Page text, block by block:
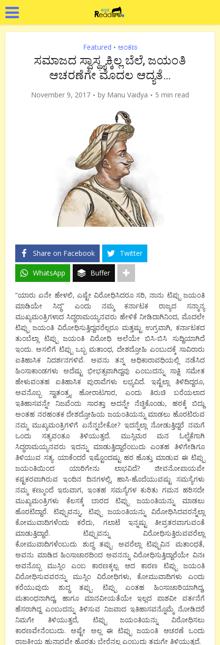
Featured • ಅಂಕಣ
ಸಮಾಜದ ಸ್ವಾಸ್ಥ್ಯಕ್ಕಿಲ್ಲ ಬೆಲೆ, ಜಯಂತಿ
ಆಚರಣೆಗೇ ಮೊದಲ ಆದ್ಯತೆ…
November 9, 2017 by Manu Vaidya 5 min read
Share on Facebook Twitter
WhatsApp Buffer
“ಯಾರು ಏನೇ ಹೇಳಲಿ, ಎಷ್ಟೇ ವಿರೋಧಿಸಿದರೂ ಸರಿ, ನಾನು ಟಿಪ್ಪು ಜಯಂತಿ
ಮಾಡಿಯೇ ಸಿದ್ಧ” ಎಂದು ನಮ್ಮ ಕರ್ನಾಟಕ ರಾಜ್ಯದ ಸನ್ಮಾನ್ಯ
ಮುಖ್ಯಮಂತ್ರಿಗಳಾದ ಸಿದ್ಧರಾಮಯ್ಯನವರು ಹೇಳಿಕೆ ನೀಡಿದಾಗಿನಿಂದ, ಮೊದಲೇ
ಟಿಪ್ಪು ಜಯಂತಿ ವಿರೋಧಿಸುತ್ತಿದ್ದವರೆಲ್ಲರೂ ಮತ್ತಷ್ಟು ಉಗ್ರವಾಗಿ, ಕರ್ನಾಟಕದ
ತುಂಬೆಲ್ಲಾ ಟಿಪ್ಪು ಜಯಂತಿ ವಿರೋಧಿ ಅಲೆಯೇ ಬಿಸಿ-ಬಿಸಿ ಸುದ್ದಿಯಾಗಿದೆ
ಇಂದು. ಅಸಲಿಗೆ ಟಿಪ್ಪು ಒಬ್ಬ ಮತಾಂಧ, ದೇಶದ್ರೋಹಿ ಎಂಬುದಕ್ಕೆ ಸಾವಿರಾರು
ಐತಿಹಾಸಿಕ ನಿದರ್ಶನಗಳಿವೆ. ಅವನು ತನ್ನ ಅಧಿಕಾರಾವಧಿಯಲ್ಲಿ ನಡೆಸಿದ
ಹಿಂಸಾಕಾಂಡಗಳು ಅದೆಷ್ಟು ಭೀಭತ್ಸವಾಗಿದ್ದವು ಎಂಬುದನ್ನು ಸಾಕ್ಷಿ ಸಮೇತ
ಹೇಳುವಂತಹ ಐತಿಹಾಸಿಕ ಪುರಾವೆಗಳು ಲಭ್ಯವಿದೆ. ಇಷ್ಟೆಲ್ಲಾ ತಿಳಿದಿದ್ದರೂ,
ಅವನೊಬ್ಬ ಸ್ವಾತಂತ್ರ್ಯ ಹೋರಾಟಗಾರ, ಎಂದು ತಿರುಚಿ ಬರೆಯಲಾದ
ಇತಿಹಾಸವನ್ನೇ ನಿಜವೆಂದು ಸಾರತ್ತಾ ಅದನ್ನೇ ನೆಚ್ಚಿಕೊಂಡು, ಹಠಕ್ಕೆ ಬಿದ್ದು
ಅಂತಹ ನರಹಂತಕ ದೇಶದ್ರೋಹಿಯ ಜಯಂತಿಯನ್ನು ಮಾಡಲು ಹೊರಟಿರುವ
ನಮ್ಮ ಮುಖ್ಯಮಂತ್ರಿಗಳಿಗೆ ಏನೆನ್ನಬೇಕೋ? ಇದನ್ನೆಲ್ಲಾ ನೋಡುತ್ತಿದ್ದರೆ ನಮಗೆ
ಒಂದು ಸತ್ಯವಂತೂ ತಿಳಿಯುತ್ತದೆ. ಮುಸ್ಲಿಮರ ಮನ ಓಲೈಕೆಗಾಗಿ
ಸಿದ್ಧರಾಮಯ್ಯನವರು ಇದನ್ನು ಮಾಡುತ್ತಿದ್ದಾರೆಂಬುದು ಎಂತಹ ತಿಳಿಗೇಡಿಗೂ
ತಿಳಿಯುವ ಸತ್ಯ. ಯಾಕೆಂದರೆ ಇಷ್ಟೊಂದಷ್ಟು ಹಠ ಹೊತ್ತು ಮಾಡುವ ಈ ಟಿಪ್ಪು
ಜಯಂತಿಯಿಂದ ಯಾರಿಗೇನು ಲಾಭವಿದೆ? ಜೀವನೋಪಾಯವೇ
ಕಷ್ಟಕರವಾಗಿರುವ ಇಂದಿನ ದಿನಗಳಲ್ಲಿ, ಹಾಸಿ-ಹೊದೆಯುವಷ್ಟು ಸಮಸ್ಯೆಗಳು
ನಮ್ಮ ಕಣ್ಮುಂದೆ ಇರುವಾಗ, ಇಂತಹ ಸಮಸ್ಯೆಗಳ ಕುರಿತು ಗಮನ ಹರಿಸದೇ
ಮುಖ್ಯಮಂತ್ರಿಗಳು ಕೆಲಸಕ್ಕೆ ಬಾರದ ಟಿಪ್ಪು ಜಯಂತಿಯನ್ನು ಮಾಡಲು
ಹೊರಟಿದ್ದಾರೆ. ಟಿಪ್ಪುವನ್ನು, ಟಿಪ್ಪು ಜಯಂತಿಯನ್ನು ವಿರೋಧಿಸಿದವರನ್ನೆಲ್ಲಾ
ಕೋಮುವಾದಿಗಳೆಂದು ಕರೆದು, ಗಲಾಟೆ ಇನ್ನಷ್ಟು ತೀವ್ರತರವಾಗುವಂತೆ
ಮಾಡುತ್ತಿದ್ದಾರೆ. ಟಿಪ್ಪುವನ್ನು ವಿರೋಧಿಸುತ್ತಿರುವವರೆಲ್ಲಾ
ಕೋಮುವಾದಿಗಳೆಂಬುದು ಶುದ್ಧ ತಪ್ಪು. ಅವರೆಲ್ಲಾ ಟಿಪ್ಪುವಿನ ಮತಾಂಧತೆ,
ಅವನು ಮಾಡಿದ ಹಿಂಸಾಚಾರದಿಂದ ಅವನನ್ನು ವಿರೋಧಿಸುತ್ತಿದ್ದಾರೆಯೇ ವಿನಃ
ಅವನೊಬ್ಬ ಮುಸ್ಲಿಂ ಎಂಬ ಕಾರಣಕ್ಕಲ್ಲ. ಆದ ಕಾರಣ ಟಿಪ್ಪು ಜಯಂತಿ
ವಿರೋಧಿಸುವವರನ್ನು ಮುಸ್ಲಿಂ ವಿರೋಧಿಗಳು, ಕೋಮುವಾದಿಗಳು ಎಂದು
ಕರೆಯುವುದು ಶುದ್ಧ ತಪ್ಪು. ಟಿಪ್ಪು ಎಂತಹ ಹಿಂಸಾಚಾರಿಯಾಗಿದ್ದ,
ಮತಾಂಧನಾಗಿದ್ದ, ಹಾಗೂ ಮಾನವೀಯತೆಯೇ ಇಲ್ಲದ ಪಾಶವೀ ವರ್ತನೆಗೆ
ಹೆಸರಾಗಿದ್ದ ಎಂಬುದನ್ನು ತಿಳಿಸುವ ನಿಜವಾದ ಇತಿಹಾಸವನ್ನೊಮ್ಮೆ ನೋಡಿದರೆ
ನಿಮಗೇ ತಿಳಿಯುತ್ತದೆ, ಟಿಪ್ಪು ಜಯಂತಿಯನ್ನು ವಿರೋಧಿಸಲು
ಕಾರಣವೇನೆಂಬುದು. ಅಷ್ಟೇ ಅಲ್ಲ ಈ ಟಿಪ್ಪು ಜಯಂತಿ ಆಚರಣೆ ಒಂದು
ರಾಜಕೀಯ ಹುನ್ನಾರವೇ ಹೊರತು ಬೇರೆನಲ್ಲ ಎಂಬುದು ತಮಗೇ ತಿಳಿಯುತ್ತದೆ.